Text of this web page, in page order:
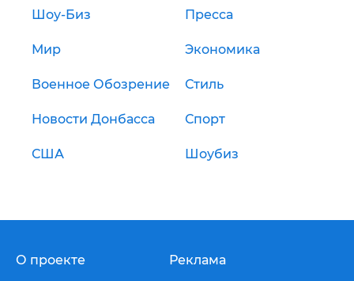
Шоу-Биз Пресса
Мир Экономика
Военное Обозрение Стиль
Новости Донбасса Спорт
США Шоубиз
О проекте Реклама